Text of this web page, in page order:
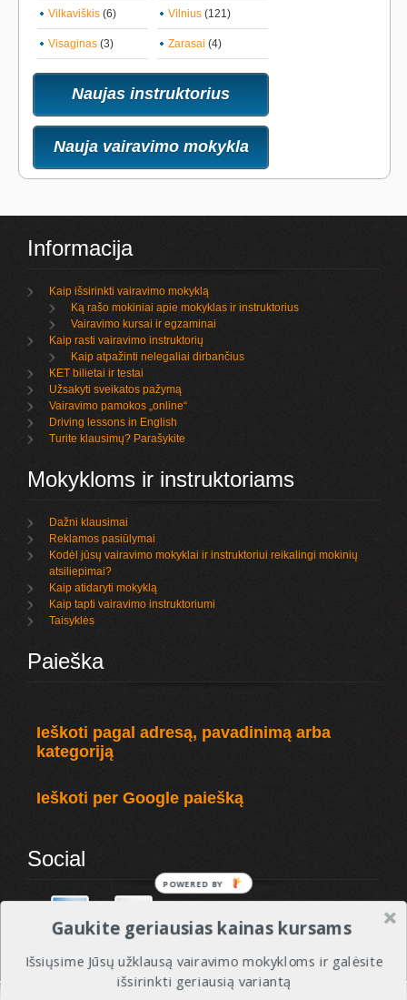
Vilkaviškis (6) Vilnius (121)
Visaginas (3) Zarasai (4)
Naujas instruktorius
Nauja vairavimo mokykla
Informacija
Kaip išsirinkti vairavimo mokyklą
Ką rašo mokiniai apie mokyklas ir instruktorius
Vairavimo kursai ir egzaminai
Kaip rasti vairavimo instruktorių
Kaip atpažinti nelegaliai dirbančius
KET bilietai ir testai
Užsakyti sveikatos pažymą
Vairavimo pamokos „online“
Driving lessons in English
Turite klausimų? Parašykite
Mokykloms ir instruktoriams
Dažni klausimai
Reklamos pasiūlymai
Kodėl jūsų vairavimo mokyklai ir instruktoriui reikalingi mokinių
atsiliepimai?
Kaip atidaryti mokyklą
Kaip tapti vairavimo instruktoriumi
Taisyklės
Paieška
Ieškoti pagal adresą, pavadinimą arba
kategoriją
Ieškoti per Google paiešką
Social
Gaukite geriausias kainas kursams
Išsiųsime Jūsų užklausą vairavimo mokykloms ir galėsite
išsirinkti geriausią variantą
POWERED
BY